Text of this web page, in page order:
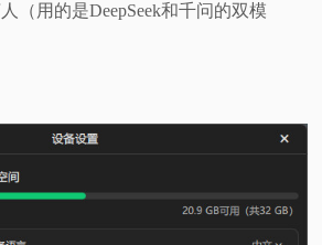
（用的是DeepSeek和千问的双模